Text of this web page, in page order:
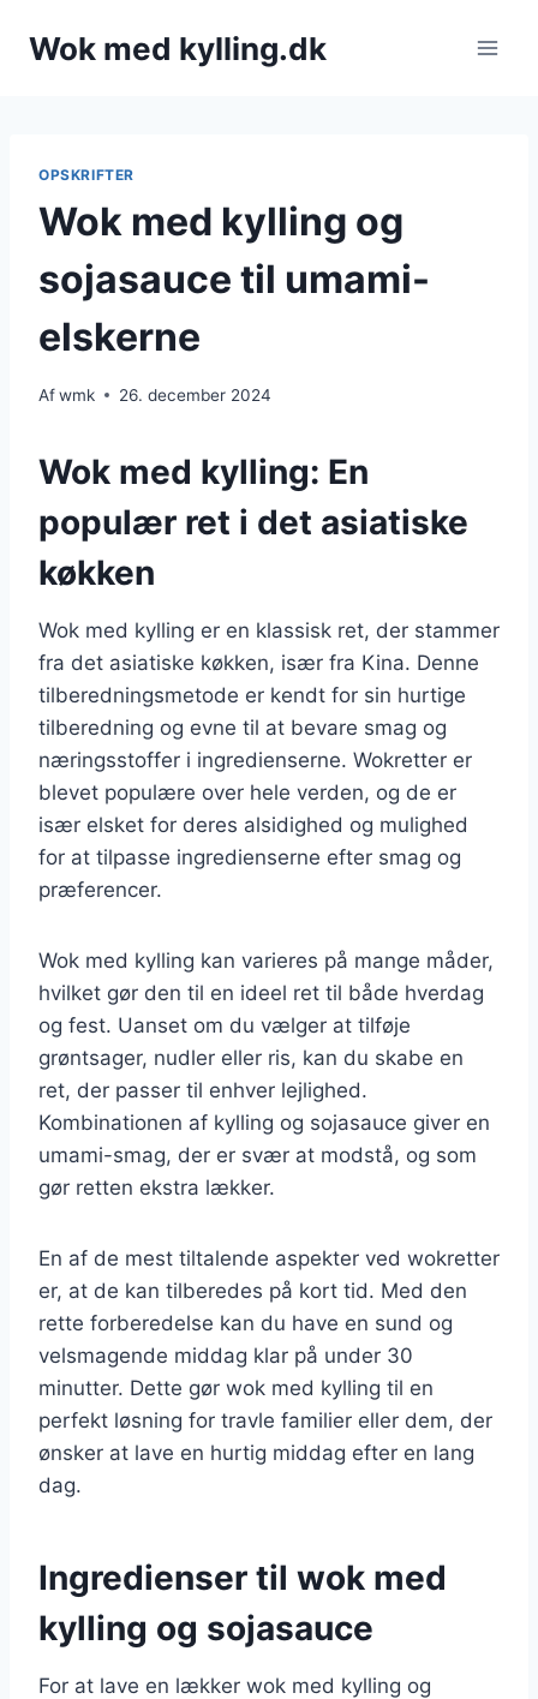
Wok med kylling.dk
OPSKRIFTER
Wok med kylling og
sojasauce til umami-
elskerne
Afwmk 26. december 2024
Wok med kylling: En
populær ret i det asiatiske
køkken
Wok med kylling er en klassisk ret, der stammer
fra det asiatiske køkken, især fra Kina. Denne
tilberedningsmetode er kendt for sin hurtige
tilberedning og evne til at bevare smag og
næringsstoffer i ingredienserne. Wokretter er
blevet populære over hele verden, og de er
især elsket for deres alsidighed og mulighed
for at tilpasse ingredienserne efter smag og
præferencer.
Wok med kylling kan varieres på mange måder,
hvilket gør den til en ideel ret til både hverdag
og fest. Uanset om du vælger at tilføje
grøntsager, nudler eller ris, kan du skabe en
ret, der passer til enhver lejlighed.
Kombinationen af kylling og sojasauce giver en
umami-smag, der er svær at modstå, og som
gør retten ekstra lækker.
En af de mest tiltalende aspekter ved wokretter
er, at de kan tilberedes på kort tid. Med den
rette forberedelse kan du have en sund og
velsmagende middag klar på under 30
minutter. Dette gør wok med kylling til en
perfekt løsning for travle familier eller dem, der
ønsker at lave en hurtig middag efter en lang
dag.
Ingredienser til wok med
kylling og sojasauce
For at lave en lækker wok med kylling og